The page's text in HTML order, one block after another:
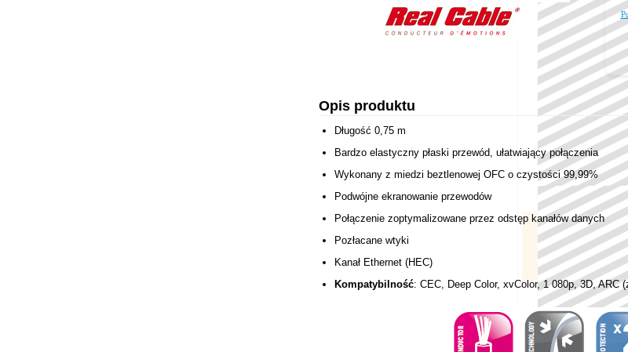
Opis produktu
Długość 0,75 m
Bardzo elastyczny płaski przewód, ułatwiający połączenia
Wykonany z miedzi beztlenowej OFC o czystości 99,99%
Podwójne ekranowanie przewodów
Połączenie zoptymalizowane przez odstęp kanałów danych
Pozłacane wtyki
Kanał Ethernet (HEC)
Kompatybilność: CEC, Deep Color, xvColor, 1 080p, 3D, ARC